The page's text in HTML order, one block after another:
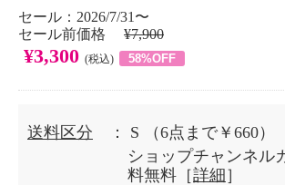
セール：2026/7/31〜
セール前価格 ¥7,900
¥3,300 (税込) 58%OFF
送料区分 ： S
（6点まで￥660）
ショップチャンネル
料無料［詳細 ］